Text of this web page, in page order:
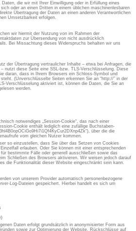
die wir mit Ihrer Einwilligung oder in Erfüllung eines
oder an einen Dritten in einem üblichen maschinenlesbaren
Übertragung der Daten an einen anderen Verantwortlichen
Umsetzbarkeit erfolgen.
wir hiermit der Nutzung von im Rahmen der
zur Übersendung von nicht ausdrücklich
Bei Missachtung dieses Widerspruchs behalten wir uns
der Übertragung vertraulicher Inhalte – etwa bei Anfragen, die
nutzt diese Seite eine SSL-bzw. TLS-Verschlüsselung. Diese
daran, dass in Ihrem Browsers ein Schloss-Symbol und
(Unverschlüsselte Seiten erkennen Sie an “http://” in der
Verschlüsselung aktiviert ist, können die Daten, die Sie an
werden.
notwendiges „Session-Cookie“, das nach einer
Cookie enthält lediglich eine zufällige Buchstaben-
über die die
vom gleichen Nutzer kommen.
so einzustellen, dass Sie über das Setzen von Cookies
erlauben. Oder Sie können mit einer entsprechenden
bestimmte Fälle oder generell ausschließen sowie das
Schließen des Browsers aktivieren. Wir weisen jedoch darauf
die Funktionalität dieser Website eingeschränkt sein kann.
von unserem Provider automatisch personenbezogene
Log-Dateien gespeichert. Hierbei handelt es sich um
Daten erfolgt grundsätzlich in anonymisierter Form aus
sowie zur Optimierung der Website. Rückschlüsse auf